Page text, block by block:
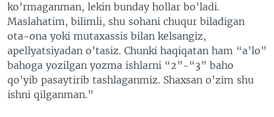
ko’rmaganman, lekin bunday hollar bo’ladi.
Maslahatim, bilimli, shu sohani chuqur biladigan
ota-ona yoki mutaxassis bilan kelsangiz,
apellyatsiyadan o’tasiz. Chunki haqiqatan ham “a’lo”
bahoga yozilgan yozma ishlarni “2”-“3” baho
qo’yib pasaytirib tashlaganmiz. Shaxsan o’zim shu
ishni qilganman.”